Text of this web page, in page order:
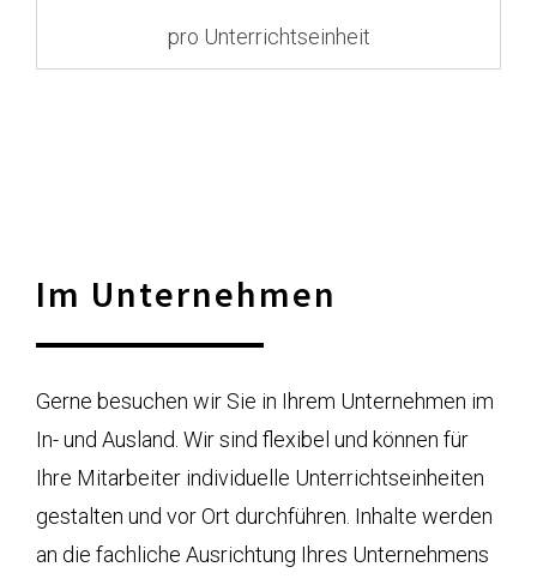
pro Unterrichtseinheit
Im Unternehmen
Gerne besuchen wir Sie in Ihrem Unternehmen im
In- und Ausland. Wir sind flexibel und können für
Ihre Mitarbeiter individuelle Unterrichtseinheiten
gestalten und vor Ort durchführen. Inhalte werden
an die fachliche Ausrichtung Ihres Unternehmens